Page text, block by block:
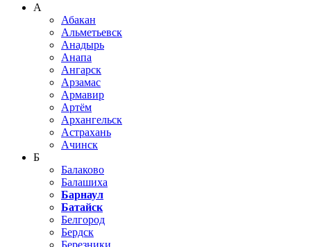
А
Абакан
Альметьевск
Анадырь
Анапа
Ангарск
Арзамас
Армавир
Артём
Архангельск
Астрахань
Ачинск
Б
Балаково
Балашиха
Барнаул
Батайск
Белгород
Бердск
Березники